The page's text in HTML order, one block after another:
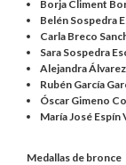
Borja Climent
Belén Sospedra
Carla Breco
Sara Sospedra
Alejandra
Rubén García
Óscar Gimeno
María José Espín
Medallas de bronce